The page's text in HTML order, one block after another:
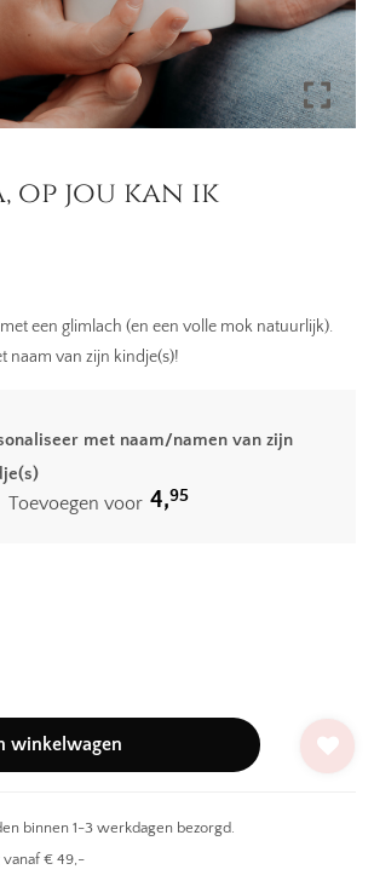
op jou kan ik
een glimlach (en een volle mok natuurlijk).
naam van zijn kindje(s)!
met naam/namen van zijn
Toevoegen voor 4,95
winkelwagen
binnen 1-3 werkdagen bezorgd.
€ 49,-